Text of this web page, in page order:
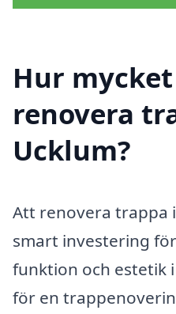
Hur
renovera
Ucklum?
Att renovera trappa
smart investering
funktion och estetik
för en